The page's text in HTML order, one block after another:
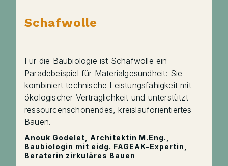
Schafwolle
Für die Baubiologie ist Schafwolle ein
Paradebeispiel für Materialgesundheit: Sie
kombiniert technische Leistungsfähigkeit mit
ökologischer Verträglichkeit und unterstützt
ressourcenschonendes, kreislauforientiertes
Bauen.
Anouk Godelet, Architektin M.Eng.,
Baubiologin mit eidg. FAGEAK-Expertin,
Beraterin zirkuläres Bauen